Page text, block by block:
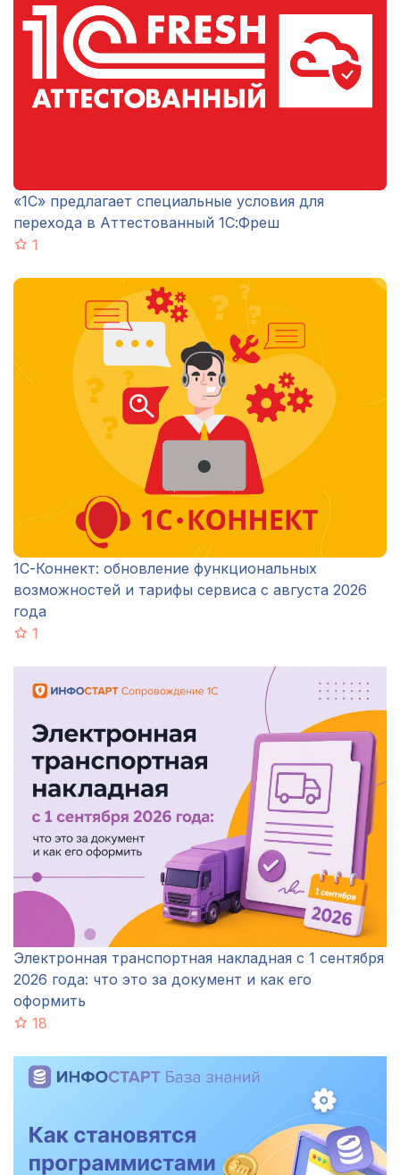
«1С» предлагает специальные условия для
перехода в Аттестованный 1С:Фреш
1
1С-Коннект: обновление функциональных
возможностей и тарифы сервиса с августа 2026
года
1
Электронная транспортная накладная с 1 сентября
2026 года: что это за документ и как его
оформить
18